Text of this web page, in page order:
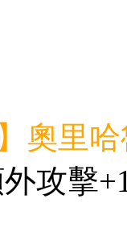
奧里
攻擊